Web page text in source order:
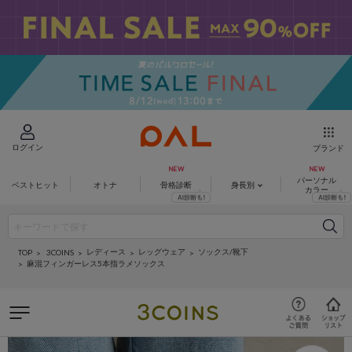
ログイン ブランド
ベストヒット オトナ 骨格診断 身長別
パーソナル
カラー
TOP 3COINS レディース レッグウェア
ソックス/靴下
麻混フィンガーレス5本指ラメソックス